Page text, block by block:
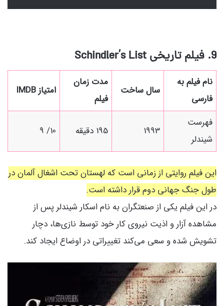
9. فیلم تاریخی Schindler’s List
نام فیلم به
فارسی
سال ساخت
مدت زمان
فیلم
امتیاز IMDB
فهرست
شیندلر
1993 195 دقیقه 10/ 9
این فیلم روایتی از زمانی است که لهستان تحت اشغال آلمان در
طول جنگ جهانی دوم قرار داشته است.
در این فیلم یکی از صنعتگران به ناماسکار شیندلر پس از
مشاهده آزار و اذیت نیروی کار خود توسط نازی‌ها، دچار
تشویش شده و سعی می‌کند تغییراتی در اوضاع ایجاد کند.